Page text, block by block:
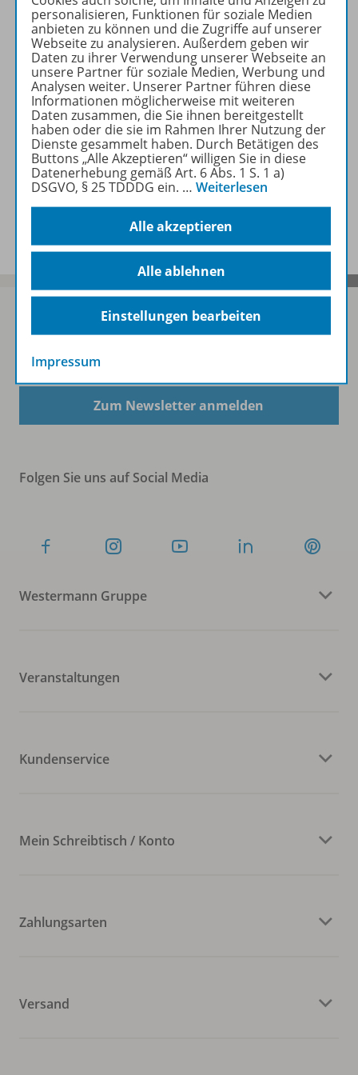
Nur für ausgewählte Kundengruppen
bestellbar
WEB-14-153168 39,00 €
Zum Produkt
Sofort profitieren
Zum Newsletter anmelden
Folgen Sie uns auf Social Media
Westermann Gruppe
Veranstaltungen
Kundenservice
Mein Schreibtisch / Konto
Zahlungsarten
Versand
personalisieren, Funktionen für soziale Medien
anbieten zu können und die Zugriffe auf unserer
Webseite zu analysieren. Außerdem geben wir
Daten zu ihrer Verwendung unserer Webseite an
unsere Partner für soziale Medien, Werbung und
Analysen weiter. Unserer Partner führen diese
Informationen möglicherweise mit weiteren
Daten zusammen, die Sie ihnen bereitgestellt
haben oder die sie im Rahmen Ihrer Nutzung der
Dienste gesammelt haben. Durch Betätigen des
Buttons „Alle Akzeptieren“ willigen Sie in diese
Datenerhebung gemäß Art. 6 Abs. 1 S. 1 a)
DSGVO, § 25 TDDDG ein. … Weiterlesen
Alle akzeptieren
Alle ablehnen
Einstellungen bearbeiten
Impressum